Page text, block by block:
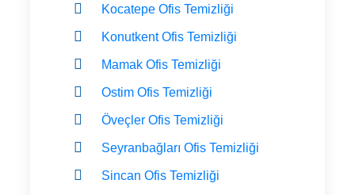
Kocatepe Ofis Temizliği
Konutkent Ofis Temizliği
Mamak Ofis Temizliği
Ostim Ofis Temizliği
Öveçler Ofis Temizliği
Seyranbağları Ofis Temizliği
Sincan Ofis Temizliği